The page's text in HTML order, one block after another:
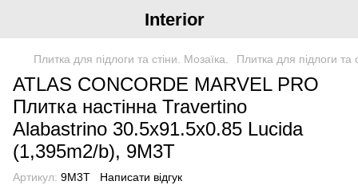
Interior
Плитка для підлоги та стіни. Мозаїка. Плитка для підлоги та
ATLAS CONCORDE MARVEL PRO
Плитка настінна Travertino
Alabastrino 30.5x91.5x0.85 Lucida
(1,395m2/b), 9M3T
Артикул: 9M3T Написати відгук